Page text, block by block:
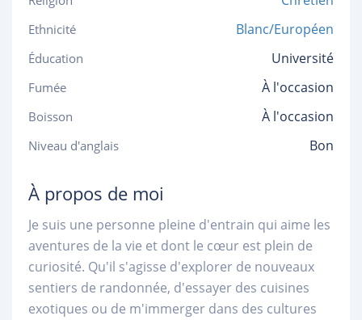
Ethnicité Blanc/Européen
Éducation Université
Fumée À l'occasion
Boisson À l'occasion
Niveau d'anglais Bon
À propos de moi
Je suis une personne pleine d'entrain qui aime les
aventures de la vie et dont le cœur est plein de
curiosité. Qu'il s'agisse d'explorer de nouveaux
sentiers de randonnée, d'essayer des cuisines
exotiques ou de m'immerger dans des cultures